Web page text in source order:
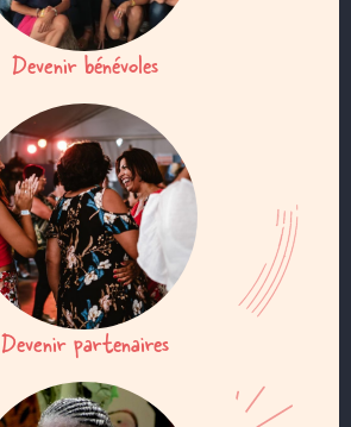
Devenir bénévoles
Devenir partenaires